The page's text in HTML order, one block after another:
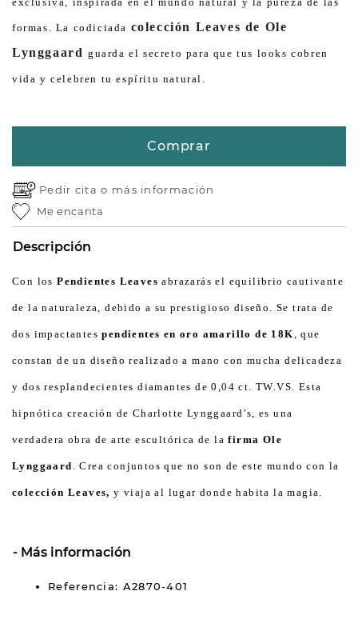
formas. La codiciada colección Leaves de Ole
Lynggaard guarda el secreto para que tus looks cobren
vida y celebren tu espíritu natural.
Comprar
Pedir cita o más información
Me encanta
Descripción
Con losPendientes Leavesabrazarás el equilibrio cautivante
de la naturaleza, debido a su prestigioso diseño. Se trata de
dos impactantes pendientes en oro amarillo de 18K, que
constan de un diseño realizado a mano con mucha delicadeza
y dos resplandecientes diamantes de 0,04 ct. TW.VS. Esta
hipnótica creación de Charlotte Lynggaard’s, es una
verdadera obra de arte escultórica de la firma Ole
Lynggaard . Crea conjuntos que no son de este mundo con la
colección Leaves, y viaja al lugar donde habita la magia.
Más información
Referencia: A2870-401